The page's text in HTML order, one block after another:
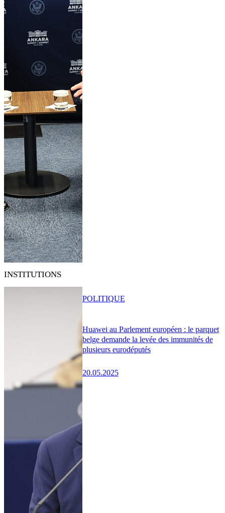
INSTITUTIONS
Huawei au Parlement européen : le parquet
belge demande la levée des immunités de
plusieurs eurodéputés
20.05.2025
POLITIQUE